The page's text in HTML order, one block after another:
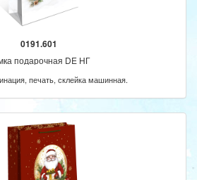
0191.601
подарочная DE НГ
печать, склейка машинная.